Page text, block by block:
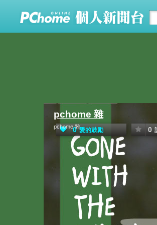
pchome 雜
pchome 雜
0 愛的鼓勵 0